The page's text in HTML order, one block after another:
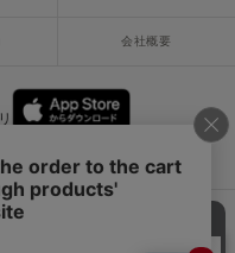
会社概要